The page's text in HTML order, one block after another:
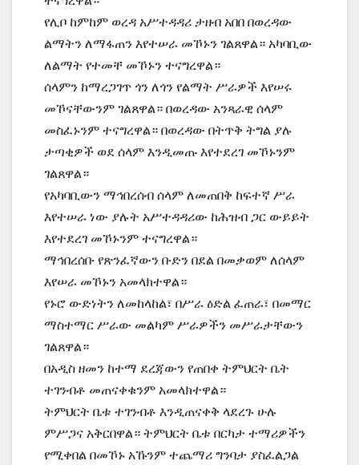
የሊቦ ከምከም ወረዳ አሥተዳዳሪ ታዘብ አበበ በወረዳው
ልማትን ለማፋጠን እየተሠራ መኾኑን ገልጸዋል። አካባቢው
ለልማት የተመቸ መኾኑን ተናግረዋል።
ሰላምን ከማረጋገጥ ጎን ለጎን የልማት ሥራዎች እየሠሩ
መኾናቸውንም ገልጸዋል። በወረዳው አንጻራዊ ሰላም
መስፈኑንም ተናግረዋል። በወረዳው በትጥቅ ትግል ያሉ
ታጣቂዎች ወደ ሰላም እንዲመጡ እየተደረገ መኾኑንም
ገልጸዋል።
የአካባቢውን ማኅበረሰብ ሰላም ለመጠበቅ ከፍተኛ ሥራ
እየተሠራ ነው ያሉት አሥተዳዳሪው ከሕዝብ ጋር ውይይት
እየተደረገ መኾኑንም ተናግረዋል።
ማኅበረሰቡ የጽንፈኛውን ቡድን በደል በመቃወም ለሰላም
እየሠራ መኾኑን አመላክተዋል።
የኑሮ ውድነትን ለመከላከል፣ በሥራ ዕድል ፈጠራ፣ በመማር
ማስተማር ሥራው መልካም ሥራዎችን መሥራታቸውን
ገልጸዋል።
በአዲስ ዘመን ከተማ ደረጃውን የጠበቀ ትምህርት ቤት
ተገንብቶ መጠናቀቁንም አመላክተዋል።
ትምህርት ቤቱ ተገንብቶ እንዲጠናቀቅ ላደረጉ ሁሉ
ምሥጋና አቅርበዋል። ትምህርት ቤቱ በርካታ ተማሪዎችን
የሚቀበል በመኾኑ አኹንም ተጨማሪ ግንባታ ያስፈልጋል